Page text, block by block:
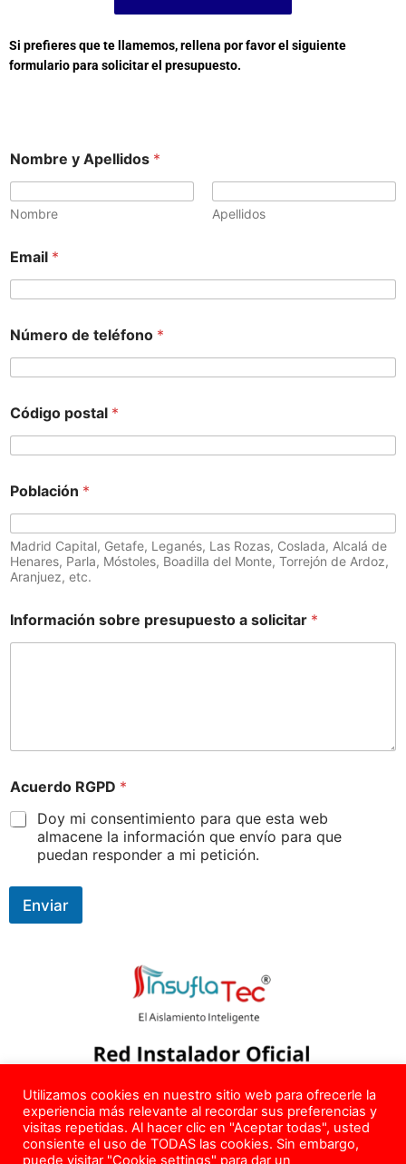
Si prefieres que te llamemos, rellena por favor el siguiente
formulario para solicitar el presupuesto.
Nombre y Apellidos *
Nombre Apellidos
Email *
Número de teléfono *
Código postal *
Población *
Madrid Capital, Getafe, Leganés, Las Rozas, Coslada, Alcalá de
Henares, Parla, Móstoles, Boadilla del Monte, Torrejón de Ardoz,
Aranjuez, etc.
Información sobre presupuesto a solicitar *
Acuerdo RGPD *
Doy mi consentimiento para que esta web
almacene la información que envío para que
puedan responder a mi petición.
Enviar
Copyright © 2026 – Todos los Derechos Reservados –
info@aislamadrid.com– Tel.624 639 218
Política de Privacidad– Política de Cookies–Aviso Legal
Utilizamos cookies en nuestro sitio web para ofrecerle la
experiencia más relevante al recordar sus preferencias y
visitas repetidas. Al hacer clic en "Aceptar todas", usted
consiente el uso de TODAS las cookies. Sin embargo,
puede visitar "Cookie settings" para dar un